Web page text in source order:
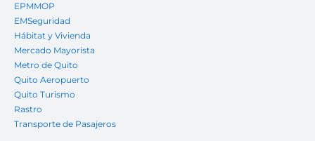
EPMMOP
EMSeguridad
Hábitat y Vivienda
Mercado Mayorista
Metro de Quito
Quito Aeropuerto
Quito Turismo
Rastro
Transporte de Pasajeros